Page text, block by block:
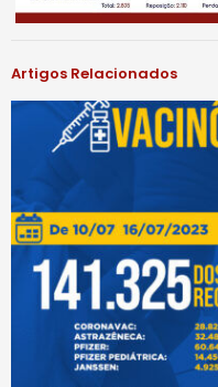
Artigos Relacionados